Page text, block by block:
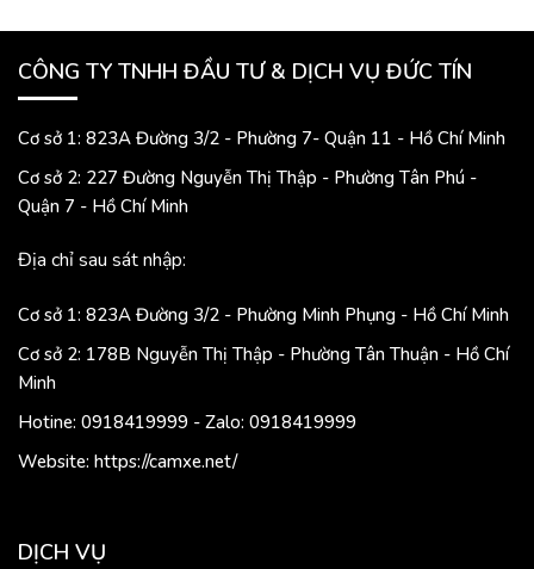
CÔNG TY TNHH ĐẦU TƯ & DỊCH VỤ ĐỨC TÍN
Cơ sở 1: 823A Đường 3/2 - Phường 7- Quận 11 - Hồ Chí Minh
Cơ sở 2: 227 Đường Nguyễn Thị Thập - Phường Tân Phú -
Quận 7 - Hồ Chí Minh
Địa chỉ sau sát nhập:
Cơ sở 1: 823A Đường 3/2 - Phường Minh Phụng - Hồ Chí Minh
Cơ sở 2: 178B Nguyễn Thị Thập - Phường Tân Thuận - Hồ Chí
Minh
Hotine: 0918419999 - Zalo: 0918419999
Website: https://camxe.net/
DỊCH VỤ